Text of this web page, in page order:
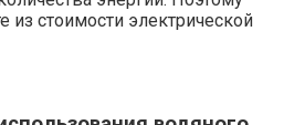
из стоимости электрической